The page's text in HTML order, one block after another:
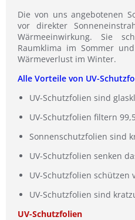
Die von uns angebotenen
vor direkter
Wärmeeinwirkung. Sie
Raumklima im Sommer
Wärmeverlust im Winter.
Alle Vorteile von UV-
UV-Schutzfolien sind
UV-Schutzfolien filtern
Sonnenschutzfolien sind
UV-Schutzfolien senken
UV-Schutzfolien schützen
UV-Schutzfolien sind
UV-Schutzfolien